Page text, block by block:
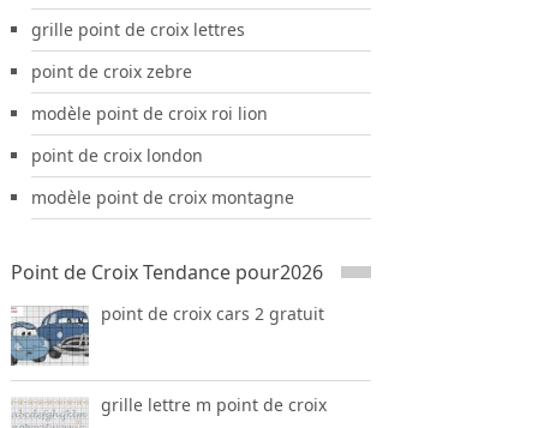
grille point de croix lettres
point de croix zebre
modèle point de croix roi lion
point de croix london
modèle point de croix montagne
Point de Croix Tendance pour2026
point de croix cars 2 gratuit
grille lettre m point de croix